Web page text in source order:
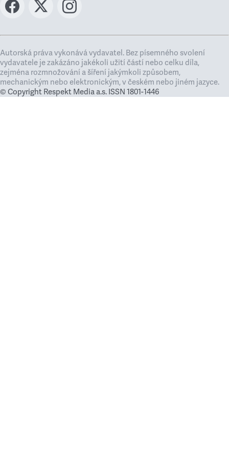
Autorská práva vykonává vydavatel. Bez písemného svolení
vydavatele je zakázáno jakékoli užití částí nebo celku díla,
zejména rozmnožování a šíření jakýmkoli způsobem,
mechanickým nebo elektronickým, v českém nebo jiném jazyce.
© Copyright Respekt Media a.s. ISSN 1801-1446